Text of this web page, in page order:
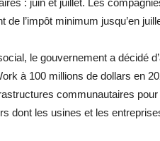
: juin et juillet. Les
de l’impôt minimum jusqu’en
le gouvernement a décidé
à 100 millions de dollars en
communautaires
dont les usines et les